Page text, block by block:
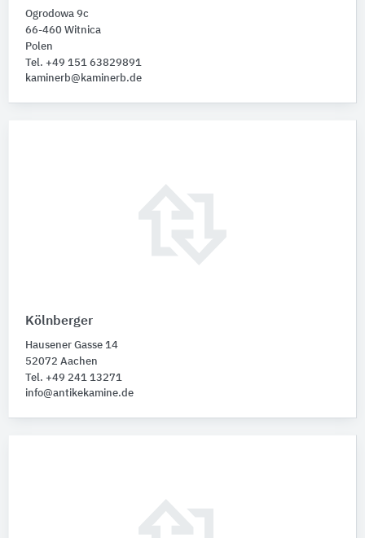
Ogrodowa 9c
66-460 Witnica
Polen
Tel. +49 151 63829891
kaminerb@kaminerb.de
Kölnberger
Hausener Gasse 14
52072 Aachen
Tel. +49 241 13271
info@antikekamine.de